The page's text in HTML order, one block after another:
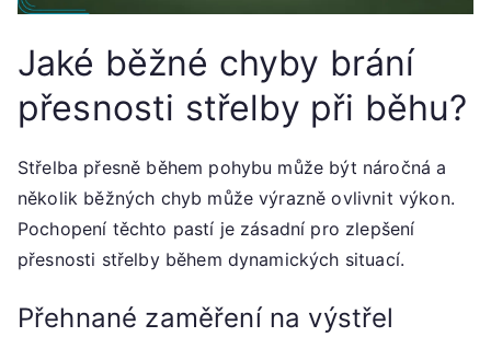
Jaké běžné chyby brání
přesnosti střelby při běhu?
Střelba přesně během pohybu může být náročná a
několik běžných chyb může výrazně ovlivnit výkon.
Pochopení těchto pastí je zásadní pro zlepšení
přesnosti střelby během dynamických situací.
Přehnané zaměření na výstřel